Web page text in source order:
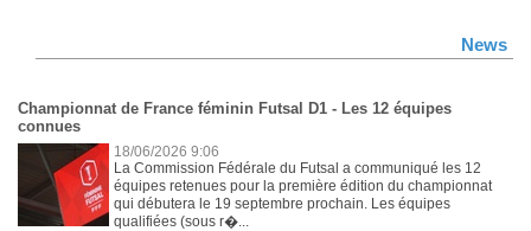
News
Championnat de France féminin Futsal D1 - Les 12 équipes
connues
18/06/2026 9:06
La Commission Fédérale du Futsal a communiqué les 12
équipes retenues pour la première édition du championnat
qui débutera le 19 septembre prochain. Les équipes
qualifiées (sous r�...